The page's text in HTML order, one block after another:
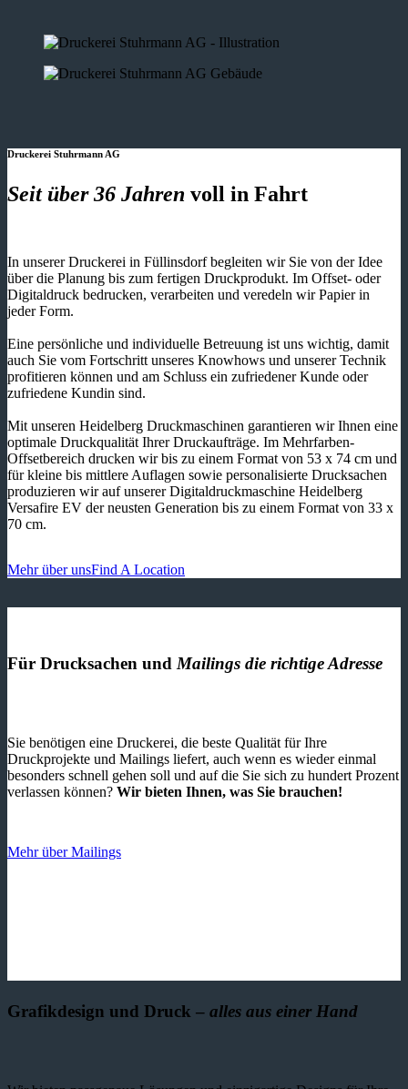
Druckerei Stuhrmann AG
Seit über 36 Jahren voll in Fahrt
In unserer Druckerei in Füllinsdorf begleiten wir Sie von der Idee
über die Planung bis zum fertigen Druckprodukt. Im Offset- oder
Digitaldruck bedrucken, verarbeiten und veredeln wir Papier in
jeder Form.
Eine persönliche und individuelle Betreuung ist uns wichtig, damit
auch Sie vom Fortschritt unseres Knowhows und unserer Technik
profitieren können und am Schluss ein zufriedener Kunde oder
zufriedene Kundin sind.
Mit unseren Heidelberg Druckmaschinen garantieren wir Ihnen eine
optimale Druckqualität Ihrer Druckaufträge. Im Mehrfarben-
Offsetbereich drucken wir bis zu einem Format von 53 x 74 cm und
für kleine bis mittlere Auflagen sowie personalisierte Drucksachen
produzieren wir auf unserer Digitaldruckmaschine Heidelberg
Versafire EV der neusten Generation bis zu einem Format von 33 x
70 cm.
Mehr über unsFind A Location
Für Drucksachen und Mailings die richtige Adresse
Sie benötigen eine Druckerei, die beste ­Qualität für Ihre
Druckprojekte und Mailings liefert, auch wenn es wieder einmal
besonders schnell gehen soll und auf die Sie sich zu hundert Prozent
verlassen können? Wir bieten Ihnen, was Sie brauchen!
Mehr über Mailings
Grafikdesign und Druck – alles aus einer Hand